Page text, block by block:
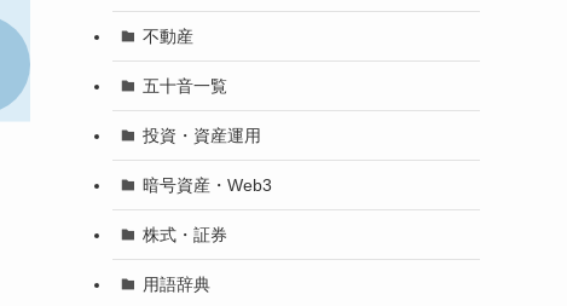
不動産
五十音一覧
投資・資産運用
暗号資産・Web3
株式・証券
用語辞典